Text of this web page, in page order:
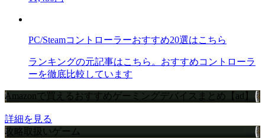
PC/Steamコントローラーおすすめ20選はこちら
ランキングの元記事はこちら。おすすめコントローラ
ーを徹底比較しています
Amazonで買えるおすすめゲーミングデバイスまとめ【ad】
詳細を見る
攻略取扱いゲーム